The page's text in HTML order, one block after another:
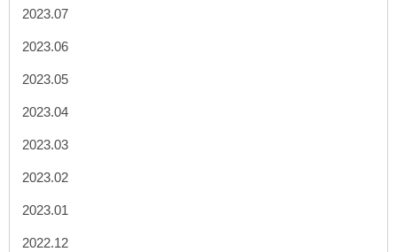
2023.07
2023.06
2023.05
2023.04
2023.03
2023.02
2023.01
2022.12